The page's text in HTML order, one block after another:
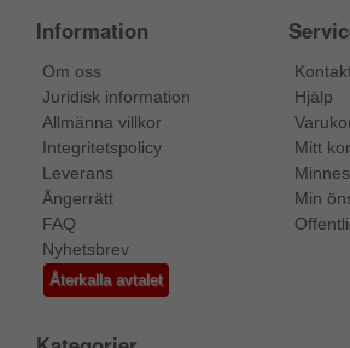
Information
Om oss
Juridisk information
Allmänna villkor
Integritetspolicy
Leverans
Ångerrätt
FAQ
Nyhetsbrev
Återkalla avtalet
Hjälp
Mitt
Min